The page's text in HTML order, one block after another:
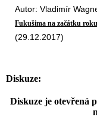
Autor: Vladimír
Fukušima na začátku
(29.12.2017)
Diskuze:
Diskuze je otevřená